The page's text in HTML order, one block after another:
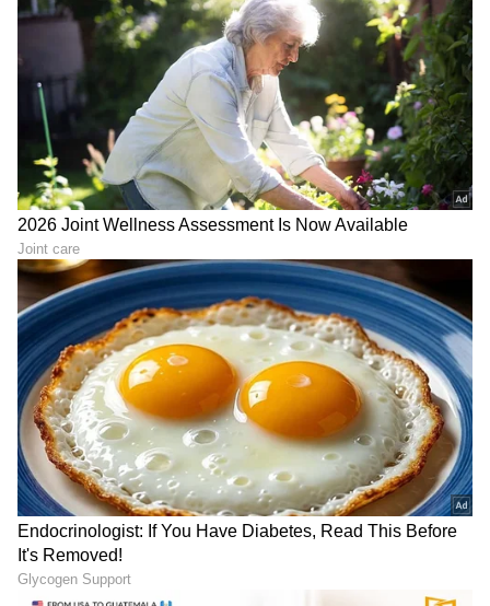
* ವಿದ್ಯುತ್ ವಾಹನ (EV) ಮೂಲಸೌಕರ್ಯಕ್ಕಾಗಿ
ರಾಜ್ಯಾದ್ಯಂತ EV ಚಾರ್ಜಿಂಗ್ ಮೂಲಸೌಕರ್ಯವನ್ನು
ವೇಗವಾಗಿ ವಿಸ್ತರಿಸುವುದರ ಜೊತೆಗೆ ಅದಕ್ಕೆ ಅಗತ್ಯವಾದ
ವಿದ್ಯುತ್ ಜಾಲ ಸುಧಾರಣೆಗಳನ್ನು ಕೈಗೊಳ್ಳಬೇಕು.